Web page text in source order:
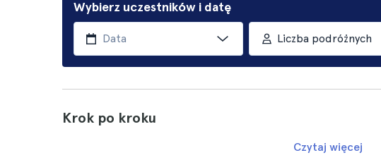
Wybierz uczestników i datę
Liczba podróżnych
Krok po kroku
Czytaj więcej